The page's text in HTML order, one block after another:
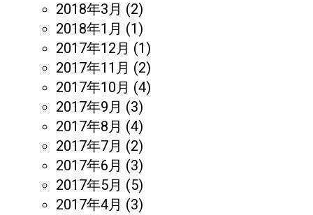
2018年3月 (2)
2018年1月 (1)
2017年12月 (1)
2017年11月 (2)
2017年10月 (4)
2017年9月 (3)
2017年8月 (4)
2017年7月 (2)
2017年6月 (3)
2017年5月 (5)
2017年4月 (3)